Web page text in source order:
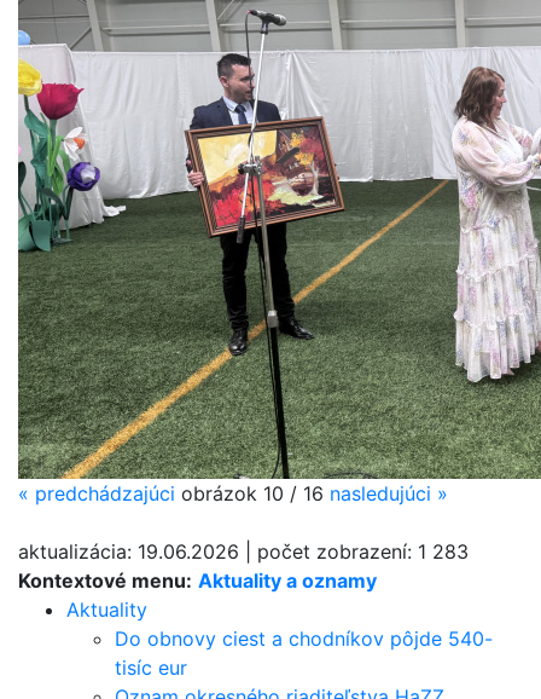
Kontextové menu: Aktuality a oznamy
Aktuality
Do obnovy ciest a chodníkov pôjde 540-
tisíc eur
« predchádzajúci obrázok 10 / 16 nasledujúci »
aktualizácia: 19.06.2026 počet zobrazení: 1 283